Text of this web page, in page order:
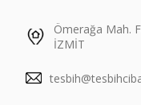
Ömerağa Mah.
İZMİT